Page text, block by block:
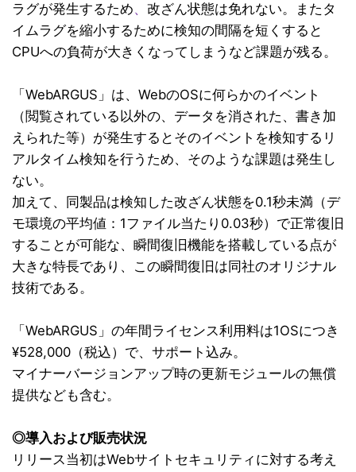
ラグが発生するため、 改ざん状態は免れない。またタ
イムラグを縮小するために検知の間隔を短くすると
CPUへの負荷が大きくなってしまうなど課題が残る。
「WebARGUS」は、WebのOSに何らかのイベント
（閲覧されている以外の、データを消された、書き加
えられた等）が発生するとそのイベントを検知するリ
アルタイム検知を行うため、そのような課題は発生し
ない。
加えて、同製品は検知した改ざん状態を0.1秒未満（デ
モ環境の平均値：1ファイル当たり0.03秒）で正常復旧
することが可能な、瞬間復旧機能を搭載している点が
大きな特長であり、この瞬間復旧は同社のオリジナル
技術である。
「WebARGUS」の年間ライセンス利用料は1OSにつき
¥528,000（税込）で、サポート込み。
マイナーバージョンアップ時の更新モジュールの無償
提供なども含む。
◎導入および販売状況
リリース当初はWebサイトセキュリティに対する考え